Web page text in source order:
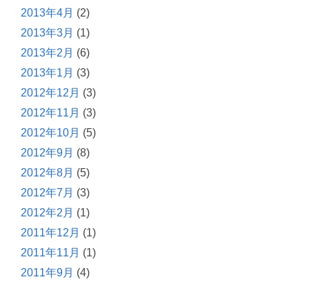
2013年4月 (2)
2013年3月 (1)
2013年2月 (6)
2013年1月 (3)
2012年12月 (3)
2012年11月 (3)
2012年10月 (5)
2012年9月 (8)
2012年8月 (5)
2012年7月 (3)
2012年2月 (1)
2011年12月 (1)
2011年11月 (1)
2011年9月 (4)